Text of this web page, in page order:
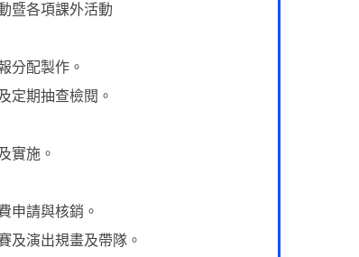
暨各項課外活動
分配製作。
定期抽查檢閱。
實施。
申請與核銷。
及演出規畫及帶隊。